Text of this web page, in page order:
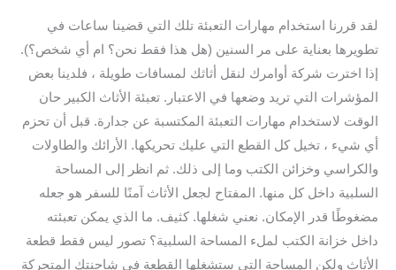
لقد قررنا استخدام مهارات التعبئة تلك التي قضينا ساعات في
تطويرها بعناية على مر السنين (هل هذا فقط نحن؟ ام أي شخص؟).
إذا اخترت شركة أوامرك لنقل أثاثك لمسافات طويلة ، فلدينا بعض
المؤشرات التي تريد وضعها في الاعتبار. تعبئة الأثاث الكبير حان
الوقت لاستخدام مهارات التعبئة المكتسبة عن جدارة. قبل أن تحزم
أي شيء ، تخيل كل القطع التي عليك تحريكها. الأرائك والطاولات
والكراسي وخزائن الكتب وما إلى ذلك. ثم انظر إلى المساحة
السلبية داخل كل منها. المفتاح لجعل الأثاث آمنًا للسفر هو جعله
مضغوطًا قدر الإمكان. نعني شغلها. كثيف. ما الذي يمكن تعبئته
داخل خزانة الكتب لملء المساحة السلبية؟ تصور ليس فقط قطعة
الأثاث ولكن المساحة التي ستشغلها القطعة في شاحنتك المتحركة